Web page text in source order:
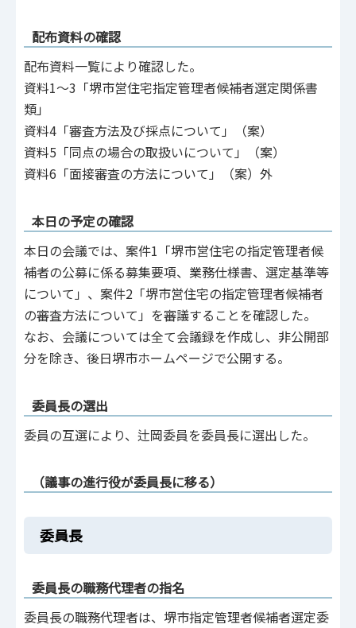
配布資料の確認
配布資料一覧により確認した。
資料1～3「堺市営住宅指定管理者候補者選定関係書
類」
資料4「審査方法及び採点について」（案）
資料5「同点の場合の取扱いについて」（案）
資料6「面接審査の方法について」（案）外
本日の予定の確認
本日の会議では、案件1「堺市営住宅の指定管理者候
補者の公募に係る募集要項、業務仕様書、選定基準等
について」、案件2「堺市営住宅の指定管理者候補者
の審査方法について」を審議することを確認した。
なお、会議については全て会議録を作成し、非公開部
分を除き、後日堺市ホームページで公開する。
委員長の選出
委員の互選により、辻岡委員を委員長に選出した。
（議事の進行役が委員長に移る）
委員長
委員長の職務代理者の指名
委員長の職務代理者は、堺市指定管理者候補者選定委